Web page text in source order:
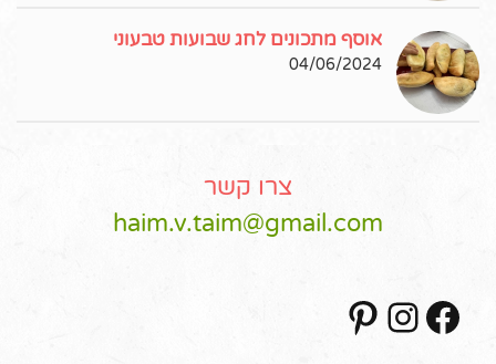
אוסף מתכונים לחג שבועות טבעוני
04/06/2024
צרו קשר
haim.v.taim@gmail.com
Facebook
Instagram